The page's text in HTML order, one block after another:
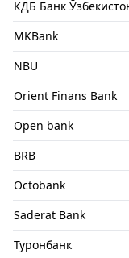
КДБ Банк
MKBank
NBU
Orient Finans Bank
Open bank
BRB
Octobank
Saderat Bank
Туронбанк